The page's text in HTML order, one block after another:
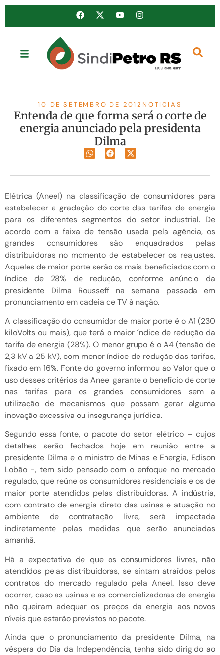
10 DE SETEMBRO DE 2012 NOTICIAS
Entenda de que forma será o corte de
energia anunciado pela presidenta
Dilma
Elétrica (Aneel) na classificação de consumidores para
estabelecer a gradação do corte das tarifas de energia
para os diferentes segmentos do setor industrial. De
acordo com a faixa de tensão usada pela agência, os
grandes consumidores são enquadrados pelas
distribuidoras no momento de estabelecer os reajustes.
Aqueles de maior porte serão os mais beneficiados com o
índice de 28% de redução, conforme anúncio da
presidente Dilma Rousseff na semana passada em
pronunciamento em cadeia de TV à nação.
A classificação do consumidor de maior porte é o A1 (230
kiloVolts ou mais), que terá o maior índice de redução da
tarifa de energia (28%). O menor grupo é o A4 (tensão de
2,3 kV a 25 kV), com menor índice de redução das tarifas,
fixado em 16%. Fonte do governo informou ao Valor que o
uso desses critérios da Aneel garante o benefício de corte
nas tarifas para os grandes consumidores sem a
utilização de mecanismos que possam gerar alguma
inovação excessiva ou insegurança jurídica.
Segundo essa fonte, o pacote do setor elétrico – cujos
detalhes serão fechados hoje em reunião entre a
presidente Dilma e o ministro de Minas e Energia, Edison
Lobão -, tem sido pensado com o enfoque no mercado
regulado, que reúne os consumidores residenciais e os de
maior porte atendidos pelas distribuidoras. A indústria,
com contrato de energia direto das usinas e atuação no
ambiente de contratação livre, será impactada
indiretamente pelas medidas que serão anunciadas
amanhã.
Há a expectativa de que os consumidores livres, não
atendidos pelas distribuidoras, se sintam atraídos pelos
contratos do mercado regulado pela Aneel. Isso deve
ocorrer, caso as usinas e as comercializadoras de energia
não queiram adequar os preços da energia aos novos
níveis que estarão previstos no pacote.
Ainda que o pronunciamento da presidente Dilma, na
véspera do Dia da Independência, tenha sido dirigido ao